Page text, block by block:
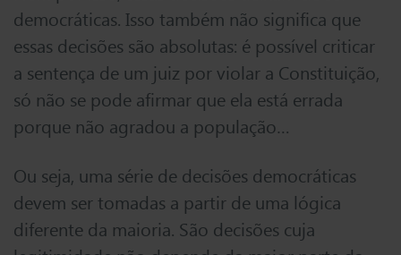
democráticas. Isso também não significa que
essas decisões são absolutas: é possível criticar
a sentença de um juiz por violar a Constituição,
só não se pode afirmar que ela está errada
porque não agradou a população…
Ou seja, uma série de decisões democráticas
devem ser tomadas a partir de uma lógica
diferente da maioria. São decisões cuja